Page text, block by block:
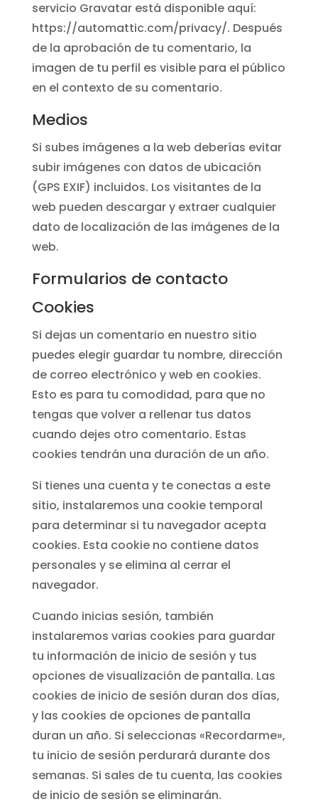
servicio Gravatar está disponible aquí:
https://automattic.com/privacy/. Después
de la aprobación de tu comentario, la
imagen de tu perfil es visible para el público
en el contexto de su comentario.
Medios
Si subes imágenes a la web deberías evitar
subir imágenes con datos de ubicación
(GPS EXIF) incluidos. Los visitantes de la
web pueden descargar y extraer cualquier
dato de localización de las imágenes de la
web.
Formularios de contacto
Cookies
Si dejas un comentario en nuestro sitio
puedes elegir guardar tu nombre, dirección
de correo electrónico y web en cookies.
Esto es para tu comodidad, para que no
tengas que volver a rellenar tus datos
cuando dejes otro comentario. Estas
cookies tendrán una duración de un año.
Si tienes una cuenta y te conectas a este
sitio, instalaremos una cookie temporal
para determinar si tu navegador acepta
cookies. Esta cookie no contiene datos
personales y se elimina al cerrar el
navegador.
Cuando inicias sesión, también
instalaremos varias cookies para guardar
tu información de inicio de sesión y tus
opciones de visualización de pantalla. Las
cookies de inicio de sesión duran dos días,
y las cookies de opciones de pantalla
duran un año. Si seleccionas «Recordarme»,
tu inicio de sesión perdurará durante dos
semanas. Si sales de tu cuenta, las cookies
de inicio de sesión se eliminarán.